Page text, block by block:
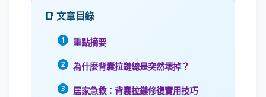
📑 文章目錄
重點摘要
為什麼背囊拉鏈總是突然壞掉？
居家急救：背囊拉鏈修復實用技巧